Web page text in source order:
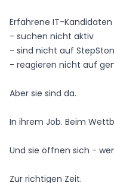
Erfahrene IT-
- suchen nicht aktiv
- sind nicht auf
- reagieren nicht auf
Aber sie sind da.
In ihrem Job. Beim
Und sie öffnen sich -
Zur richtigen Zeit.